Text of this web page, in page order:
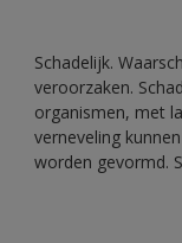
Schadelijk.
veroorzaken.
organismen, met
verneveling
worden gevormd.